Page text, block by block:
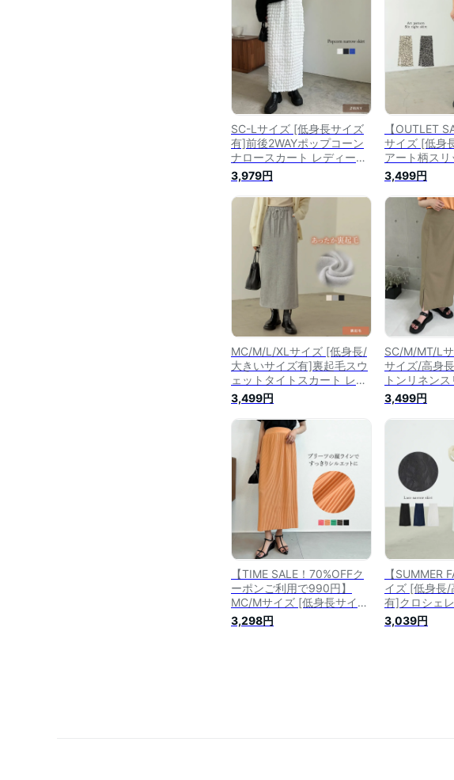
SC-Lサイズ [低身長サイズ
有]前後2WAYポップコーン
ナロースカート レディース
秋 冬 / スカート ナロースカ
ート Iラインスカート タイ
トスカート ロングスカート
バックスリットセットアッ
プ対応
3,979円
【OUTLET
サイズ [低身
アート柄スリ
カート レデ
スカート タイ
ラインスカ
ート スリッ
ントスリッ
3,499円
MC/M/L/XLサイズ [低身長/
大きいサイズ有]裏起毛スウ
ェットタイトスカート レデ
ィース 秋 冬 / スカート ス
カート スカート スウェット
スカート ロングスカート ナ
ロースカート Iラインスカー
ト タイトスカート
3,499円
SC/M/MT/L
サイズ/高身
トンリネン
スカート レ
スカート タイ
ライン スリ
ットアップ
3,499円
【TIME SALE！70%OFFク
ーポンご利用で990円】
MC/Mサイズ [低身長サイズ
有]プリーツバックスリットI
ラインスカート レディース
3,298円
【SUMMER
イズ [低身長/
有]クロシェ
カート レデ
スカート ナ
3,039円